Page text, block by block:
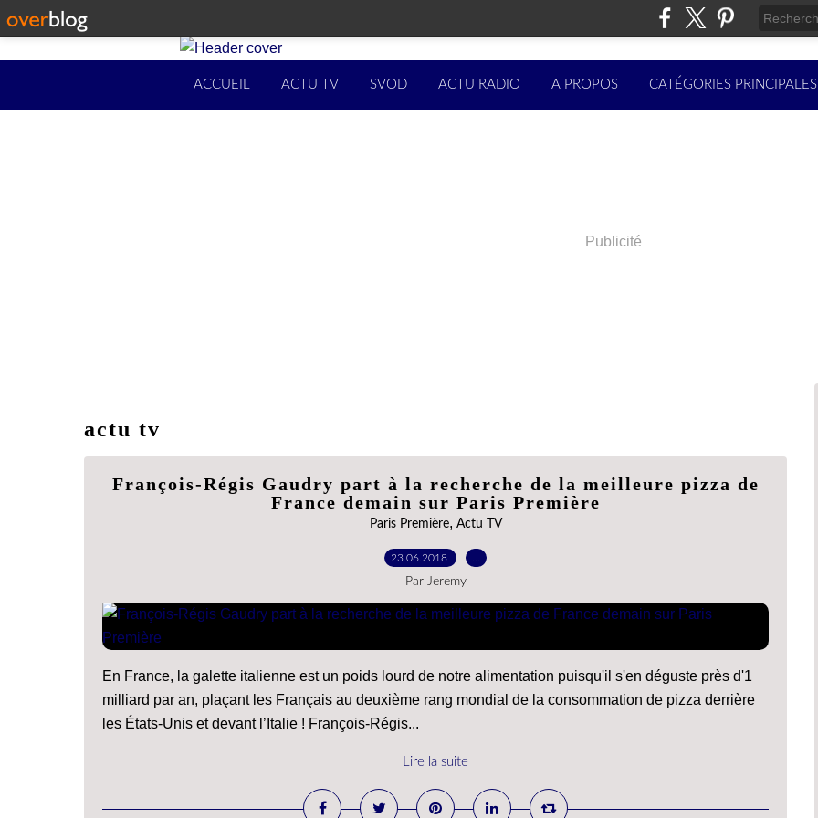
ACCUEIL ACTU TV SVOD ACTU RADIO A PROPOS CATÉGORIES PRINCIPALES
Publicité
actu tv
François-Régis Gaudry part à la recherche de la meilleure pizza de
France demain sur Paris Première
Paris Première, Actu TV
23.06.2018
Par Jeremy
En France, la galette italienne est un poids lourd de notre alimentation puisqu'il s'en déguste près d'1
milliard par an, plaçant les Français au deuxième rang mondial de la consommation de pizza derrière
les États-Unis et devant l’Italie ! François-Régis...
Lire la suite